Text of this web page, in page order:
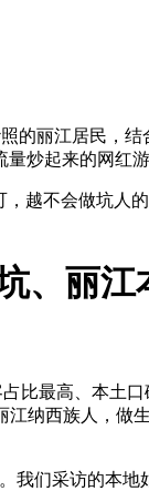
的丽江居民，结
炒起来的网红游
越不会做坑人
、丽江
比最高、本土
纳西族人，做
我们采访的本地